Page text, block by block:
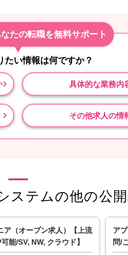
たの転職を無料サポート
たい情報は何ですか？
具体的な業務内
その他求人の情
ステムの他の公開
ア（オープン求人）【上流
能/SV, NW, クラウド】
ア
問/